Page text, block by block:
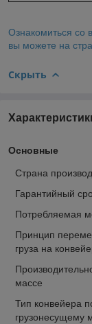
Ознакомиться со
вы можете на
Скрыть
Основные
Страна
Гарантийный
Потребляемая
Принцип
груза на
массе
Тип конвейера
грузонесущему